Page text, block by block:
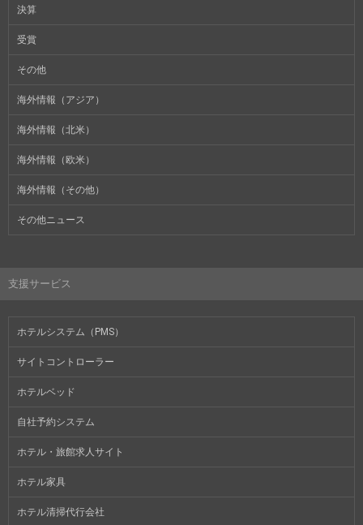
決算
受賞
その他
海外情報（アジア）
海外情報（北米）
海外情報（欧米）
海外情報（その他）
その他ニュース
支援サービス
ホテルシステム（PMS）
サイトコントローラー
ホテルベッド
自社予約システム
ホテル・旅館求人サイト
ホテル家具
ホテル清掃代行会社